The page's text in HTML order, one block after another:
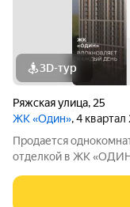
3D-тур
Ряжская улица, 25
ЖК «Один», 4
Продается
отделкой в ЖК